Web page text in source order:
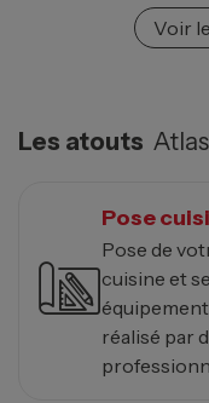
Voir
Les atouts
Pose
Pose de
cuisine et
réalisé par